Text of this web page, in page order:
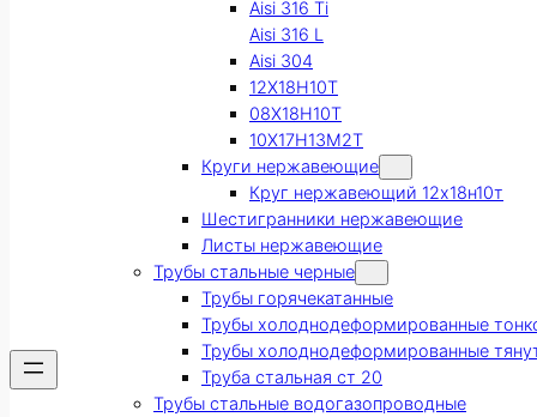
Aisi 316 Ti
Aisi 316 L
Aisi 304
12Х18Н10Т
08Х18Н10Т
10Х17Н13М2Т
Круги нержавеющие
Круг нержавеющий 12х18н10т
Шестигранники нержавеющие
Листы нержавеющие
Трубы стальные черные
Трубы горячекатанные
Трубы холоднодеформированные
Трубы холоднодеформированные
Труба стальная ст 20
Трубы стальные водогазопроводные